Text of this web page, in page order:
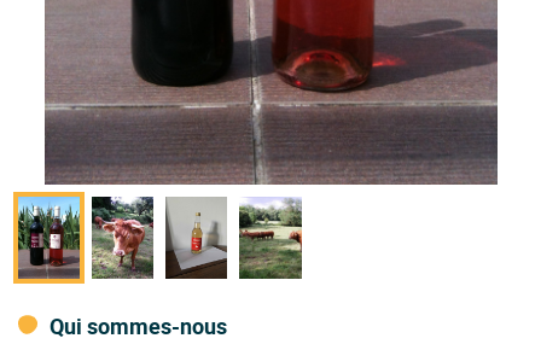
Qui sommes-nous